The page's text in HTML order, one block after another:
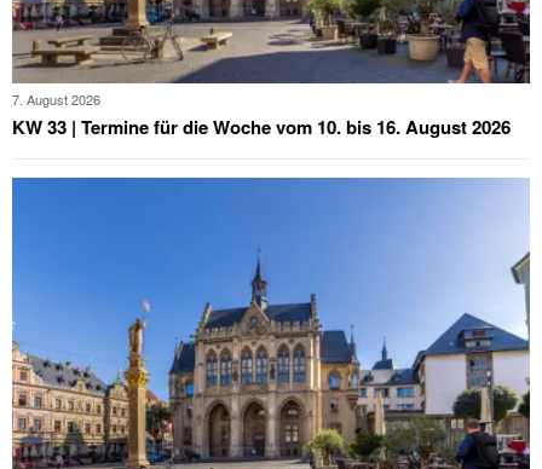
7. August 2026
KW 33 | Termine für die Woche vom 10. bis 16. August 2026